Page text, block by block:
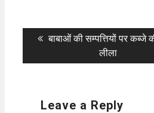
PostPrevious
बाबाओं की सम्पत्तियों पर कब्जे
लीला
Leave a Reply